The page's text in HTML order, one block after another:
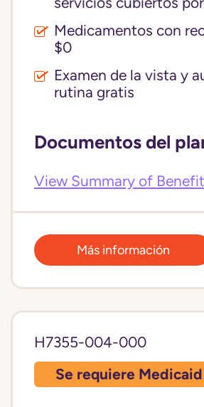
Medicamentos con
$0
Examen de la vista y
rutina gratis
Documentos del
View Summary of
Más información
H7355-004-000
Se requiere Medicaid